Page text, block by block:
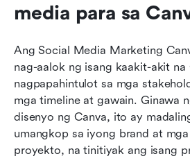
media para sa
Ang Social Media Marketing
nag-aalok ng isang kaakit-akit na
nagpapahintulot sa mga
mga timeline at gawain. Ginawa
disenyo ng Canva, ito ay
umangkop sa iyong brand at
proyekto, na tinitiyak ang isang